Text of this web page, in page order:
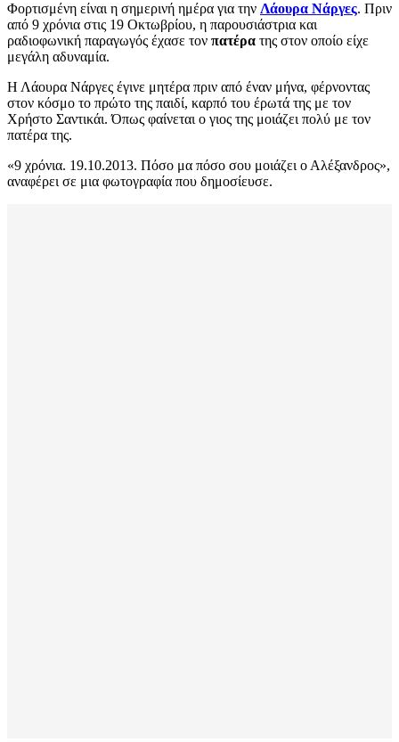
Φορτισμένη είναι η σημερινή ημέρα για την Λάουρα Νάργες. Πριν
από 9 χρόνια στις 19 Οκτωβρίου, η παρουσιάστρια και
ραδιοφωνική παραγωγός έχασε τον πατέρα της στον οποίο είχε
μεγάλη αδυναμία.
Η Λάουρα Νάργες έγινε μητέρα πριν από έναν μήνα, φέρνοντας
στον κόσμο το πρώτο της παιδί, καρπό του έρωτά της με τον
Χρήστο Σαντικάι. Όπως φαίνεται ο γιος της μοιάζει πολύ με τον
πατέρα της.
«9 χρόνια. 19.10.2013. Πόσο μα πόσο σου μοιάζει ο Αλέξανδρος»,
αναφέρει σε μια φωτογραφία που δημοσίευσε.